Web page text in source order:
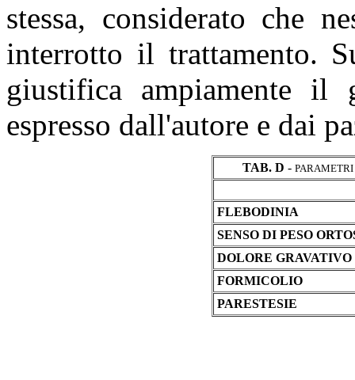
stessa, considerato che
interrotto il trattamento.
giustifica ampiamente il
espresso dall'autore e dai
TAB. D -
FLEBODINIA
SENSO DI PESO
DOLORE
FORMICOLIO
PARESTESIE